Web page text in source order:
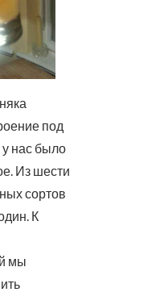
под
у нас было
Из шести
сортов
К
мы